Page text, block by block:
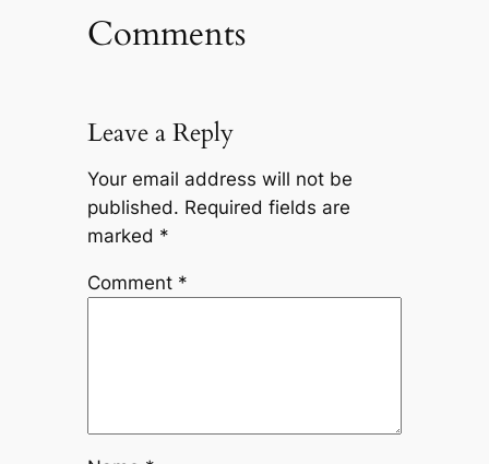
Comments
Leave a Reply
Your email address will not be
published. Required fields are
marked *
Comment *